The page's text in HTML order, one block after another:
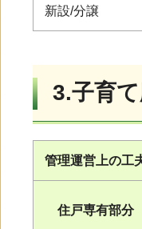
新設/分譲
3.子育
管理運営上の工
住戸専有部分